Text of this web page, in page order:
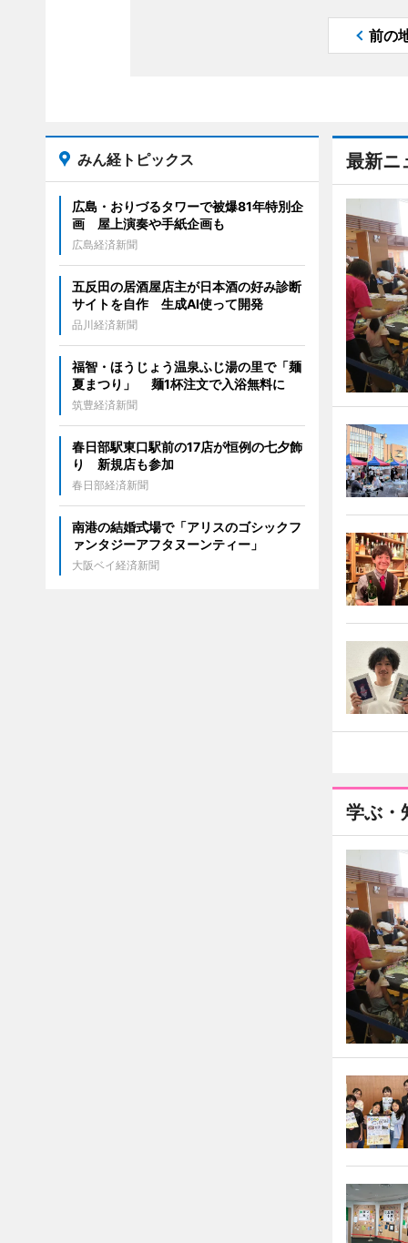
前の
最新ニ
学ぶ・
みん経トピックス
広島・おりづるタワーで被爆81年特別企
画 屋上演奏や手紙企画も
広島経済新聞
五反田の居酒屋店主が日本酒の好み診断
サイトを自作 生成AI使って開発
品川経済新聞
福智・ほうじょう温泉ふじ湯の里で「麺
夏まつり」 麺1杯注文で入浴無料に
筑豊経済新聞
春日部駅東口駅前の17店が恒例の七夕飾
り 新規店も参加
春日部経済新聞
南港の結婚式場で「アリスのゴシックフ
ァンタジーアフタヌーンティー」
大阪ベイ経済新聞